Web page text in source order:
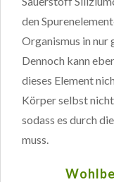
den
Organismus in
Dennoch kann
dieses Element
Körper selbst
sodass es durch
muss.